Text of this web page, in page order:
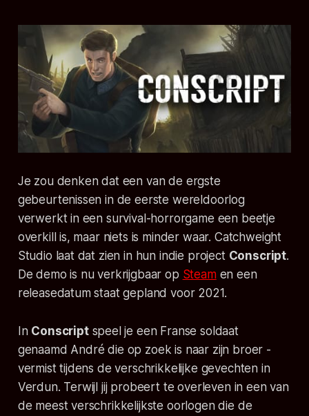
Je zou denken dat een van de ergste
gebeurtenissen in de eerste wereldoorlog
verwerkt in een survival-horrorgame een beetje
overkill is, maar niets is minder waar. Catchweight
Studio laat dat zien in hun indie project Conscript.
De demo is nu verkrijgbaar op Steamen een
releasedatum staat gepland voor 2021.
In Conscriptspeel je een Franse soldaat
genaamd André die op zoek is naar zijn broer -
vermist tijdens de verschrikkelijke gevechten in
Verdun. Terwijl jij probeert te overleven in een van
de meest verschrikkelijkste oorlogen die de